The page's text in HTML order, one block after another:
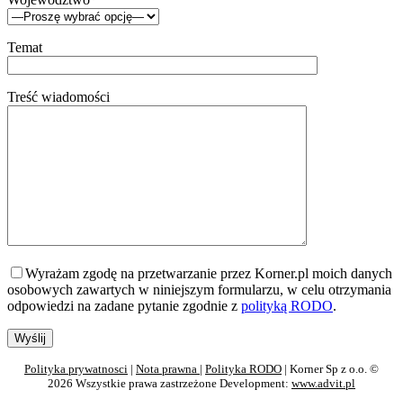
Temat
Treść wiadomości
Wyrażam zgodę na przetwarzanie przez Korner.pl moich danych
osobowych zawartych w niniejszym formularzu, w celu otrzymania
odpowiedzi na zadane pytanie zgodnie z polityką RODO.
Polityka prywatnosci | Nota prawna | Polityka RODO | Korner Sp z o.o. ©
2026 Wszystkie prawa zastrzeżone Development: www.advit.pl